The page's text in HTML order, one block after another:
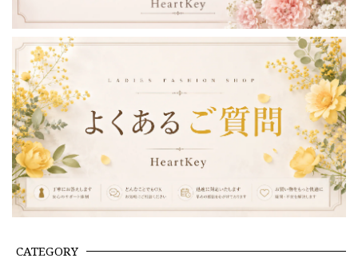
CATEGORY